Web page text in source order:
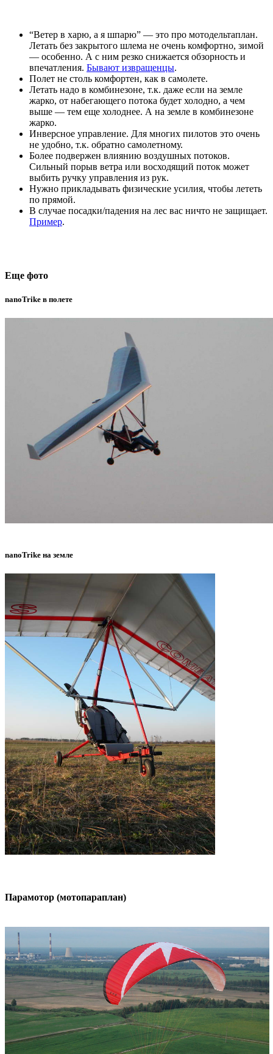
“Ветер в харю, а я шпарю” — это про мотодельтаплан.
Летать без закрытого шлема не очень комфортно, зимой
— особенно. А с ним резко снижается обзорность и
впечатления. Бывают извращенцы.
Полет не столь комфортен, как в самолете.
Летать надо в комбинезоне, т.к. даже если на земле
жарко, от набегающего потока будет холодно, а чем
выше — тем еще холоднее. А на земле в комбинезоне
жарко.
Инверсное управление. Для многих пилотов это очень
не удобно, т.к. обратно самолетному.
Более подвержен влиянию воздушных потоков.
Сильный порыв ветра или восходящий поток может
выбить ручку управления из рук.
Нужно прикладывать физические усилия, чтобы лететь
по прямой.
В случае посадки/падения на лес вас ничто не защищает.
Пример.
Еще фото
nanoTrike в полете
nanoTrike на земле
Парамотор (мотопараплан)